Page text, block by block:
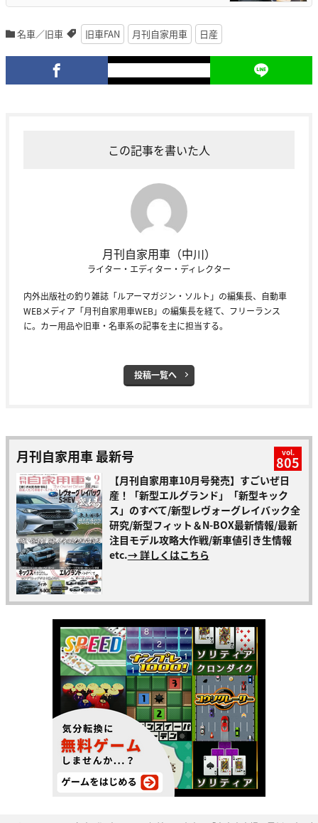
名車／旧車 旧車FAN 月刊自家用車 日産
この記事を書いた人
月刊自家用車（中川）
ライター・エディター・ディレクター
内外出版社の釣り雑誌「ルアーマガジン・ソルト」の編集長、自動車
WEBメディア「月刊自家用車WEB」の編集長を経て、フリーランス
に。カー用品や旧車・名車系の記事を主に担当する。
投稿一覧へ
月刊自家用車 最新号 vol.
805
【月刊自家用車10月号発売】すごいぜ日
産！「新型エルグランド」「新型キック
ス」のすべて/新型レヴォーグレイバック全
研究/新型フィット＆N-BOX最新情報/最新
注目モデル攻略大作戦/新車値引き生情報
etc.→ 詳しくはこちら